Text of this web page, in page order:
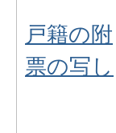
戸籍の附
票の写し